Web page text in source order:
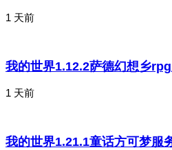
1 天前
我的世界1.12.2萨德幻想乡
1 天前
我的世界1.21.1童话方可梦服